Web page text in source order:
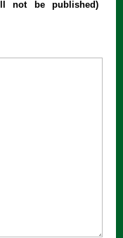
not be published)